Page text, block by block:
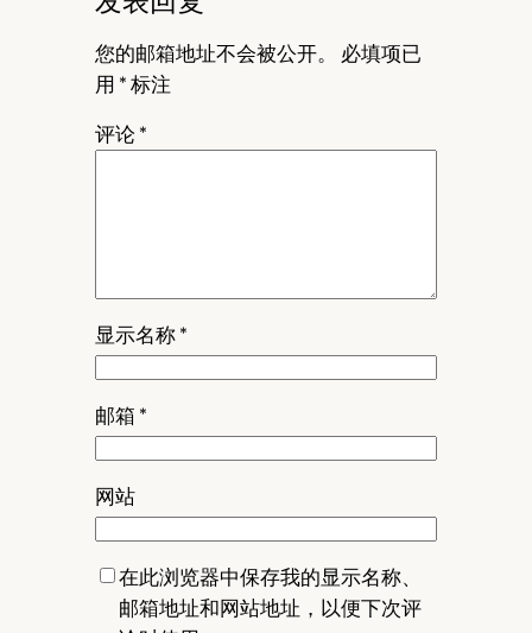
您的邮箱地址不会被公开。
必填项已
用 * 标注
评论 *
显示名称 *
邮箱 *
网站
在此浏览器中保存我的显示名称、
邮箱地址和网站地址，以便下次评